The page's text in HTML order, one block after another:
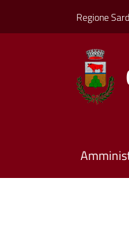
Regione